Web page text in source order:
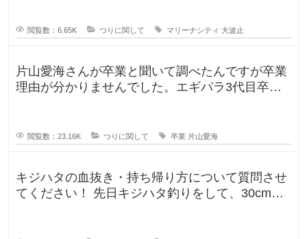
く
は
閲覧数：6.65K つりに関して マリーナシティ 大波止
片山愛海さんが卒業と聞いて調べたんですが卒業
理由が分かりませんでした。エギパラ3代目卒業
閲覧数：23.16K つりに関して 卒業 片山愛海
キジハタの血抜き・持ち帰り方について質問させ
てください！ 先日キジハタ釣りをして、30cm台